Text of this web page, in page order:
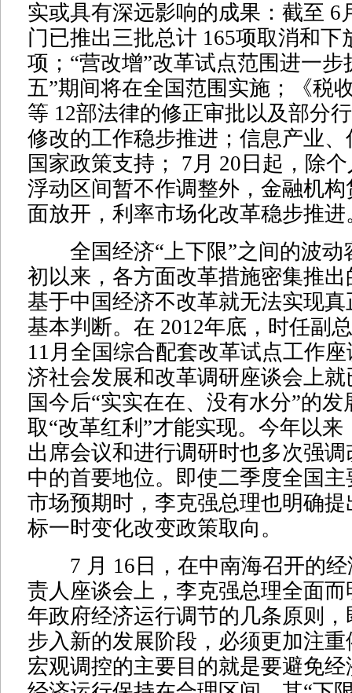
实或具有深远影响的成果：截至 6
门已推出三批总计 165项取消和下
项；“营改增”改革试点范围进一步
五”期间将在全国范围实施；《税
等 12部法律的修正审批以及部分
修改的工作稳步推进；信息产业
国家政策支持； 7月 20日起，除
浮动区间暂不作调整外，金融机
面放开，利率市场化改革稳步推进
全国经济“上下限”之间的波动
初以来，各方面改革措施密集推
基于中国经济不改革就无法实现
基本判断。在 2012年底，时任副
11月全国综合配套改革试点工作
济社会发展和改革调研座谈会上
国今后“实实在在、没有水分”的
取“改革红利”才能实现。今年以
出席会议和进行调研时也多次强
中的首要地位。即使二季度全国
市场预期时，李克强总理也明确
标一时变化改变政策取向。
7 月 16日，在中南海召开的经
责人座谈会上，李克强总理全面
年政府经济运行调节的几条原则
步入新的发展阶段，必须更加注
宏观调控的主要目的就是要避免